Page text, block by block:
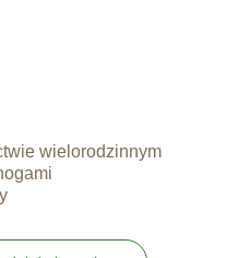
wielorodzinnym